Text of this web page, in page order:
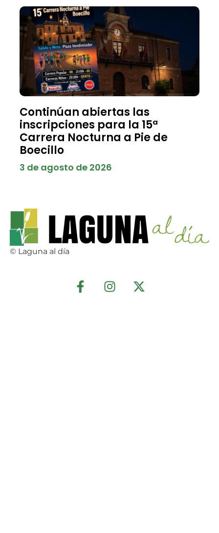
Continúan abiertas las
inscripciones para la 15ª
Carrera Nocturna a Pie de
Boecillo
3 de agosto de 2026
© Laguna al día